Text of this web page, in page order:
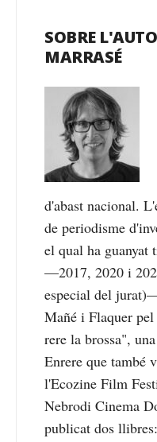
SOBRE
MARRASÉ
d'abast nacional.
de periodisme
el qual ha guanyat
—2017, 2020 i
especial del
Mañé i Flaquer
rere la brossa",
Enrere que també
l'Ecozine Film
Nebrodi Cinema
publicat dos